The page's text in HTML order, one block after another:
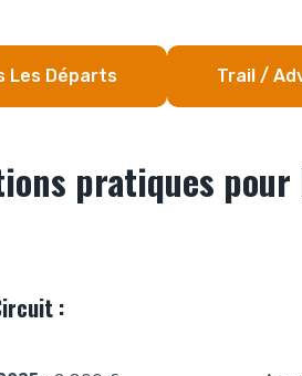
Les Départs Trail /
pratiques pour
: